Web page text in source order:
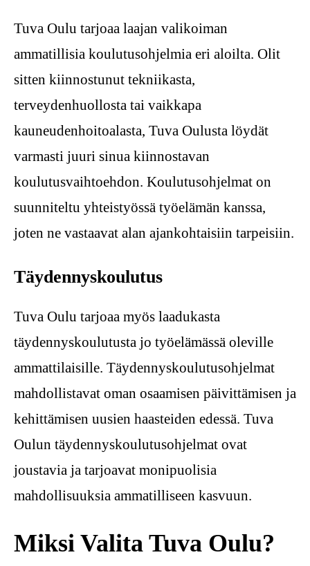
Tuva Oulu tarjoaa laajan valikoiman
ammatillisia koulutusohjelmia eri aloilta. Olit
sitten kiinnostunut tekniikasta,
terveydenhuollosta tai vaikkapa
kauneudenhoitoalasta, Tuva Oulusta löydät
varmasti juuri sinua kiinnostavan
koulutusvaihtoehdon. Koulutusohjelmat on
suunniteltu yhteistyössä työelämän kanssa,
joten ne vastaavat alan ajankohtaisiin tarpeisiin.
Täydennyskoulutus
Tuva Oulu tarjoaa myös laadukasta
täydennyskoulutusta jo työelämässä oleville
ammattilaisille. Täydennyskoulutusohjelmat
mahdollistavat oman osaamisen päivittämisen ja
kehittämisen uusien haasteiden edessä. Tuva
Oulun täydennyskoulutusohjelmat ovat
joustavia ja tarjoavat monipuolisia
mahdollisuuksia ammatilliseen kasvuun.
Miksi Valita Tuva Oulu?